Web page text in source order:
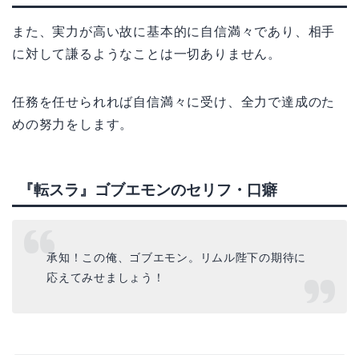
また、実力が高い故に基本的に自信満々であり、相手
に対して謙るようなことは一切ありません。
任務を任せられれば自信満々に受け、全力で達成のた
めの努力をします。
『転スラ』ゴブエモンのセリフ・口癖
承知！この俺、ゴブエモン。リムル陛下の期待に
応えてみせましょう！